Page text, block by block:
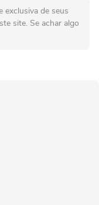
exclusiva de seus
site. Se achar algo